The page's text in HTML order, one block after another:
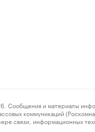
и материалы
коммуникаций
связи, информационных